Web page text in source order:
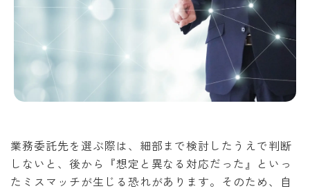
業務委託先を選ぶ際は、細部まで検討したうえで判断
しないと、後から『想定と異なる対応だった』といっ
たミスマッチが生じる恐れがあります。そのため、自